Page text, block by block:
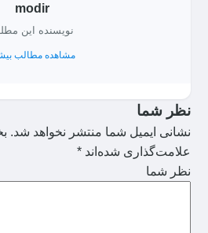
modir
نویسنده این
مشاهده مطالب
نظر شما
نشانی ایمیل شما منتشر نخواهد شد.
علامت‌گذاری شده‌اند *
نظر شما